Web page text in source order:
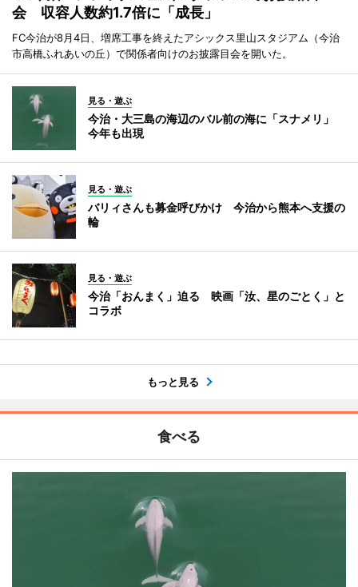
会 収容人数約1.7倍に「成長」
FC今治が8月4日、増席工事を終えたアシックス里山スタジアム（今治
市高橋ふれあいの丘）で関係者向けのお披露目会を開いた。
見る・遊ぶ
今治・大三島の海辺のバル前の海に「スナメリ」
今年も出現
見る・遊ぶ
バリィさんも募金呼びかけ 今治から熊本へ支援の
輪
見る・遊ぶ
今治「おんまく」迫る 映画「汝、星のごとく」と
コラボ
もっと見る
食べる